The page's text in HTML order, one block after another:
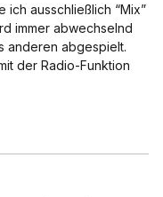
ausschließlich “Mix”
immer abwechselnd
anderen abgespielt.
der Radio-Funktion